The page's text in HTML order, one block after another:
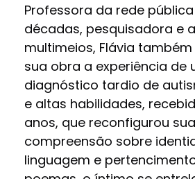
Professora da rede
décadas, pesquisadora e
multimeios, Flávia
sua obra a experiência de
diagnóstico tardio de
e altas habilidades,
anos, que reconfigurou sua
compreensão sobre
linguagem e